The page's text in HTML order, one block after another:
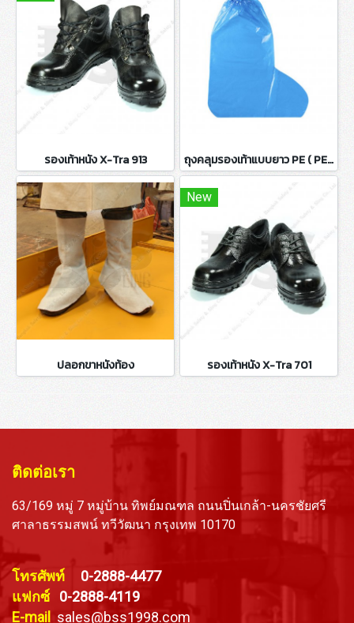
รองเท้าหนัง X-Tra 913 ถุงคลุมรองเท้าแบบยาว PE ( PE Boot Cover )
ปลอกขาหนังท้อง
New
รองเท้าหนัง X-Tra 701
ติดต่อเรา
63/169 หมู่ 7 หมู่บ้าน ทิพย์มณฑล ถนนปิ่นเกล้า-นครชัยศรี
ศาลาธรรมสพน์ ทวีวัฒนา กรุงเทพ 10170
โทรศัพท์ 0-2888-4477
แฟกซ์ 0-2888-4119
E-mail
sales@bss1998.com